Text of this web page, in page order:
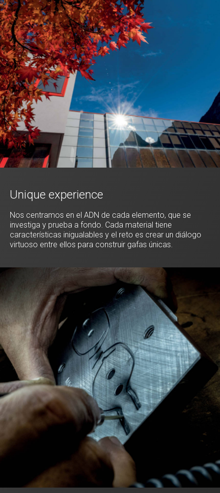
Unique experience
Nos centramos en el ADN de cada elemento, que se
investiga y prueba a fondo. Cada material tiene
características inigualables y el reto es crear un diálogo
virtuoso entre ellos para construir gafas únicas.